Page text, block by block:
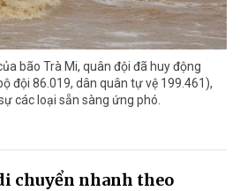
bão Trà Mi, quân đội đã huy động
đội 86.019, dân quân tự vệ 199.461),
các loại sẵn sàng ứng phó.
chuyển nhanh theo